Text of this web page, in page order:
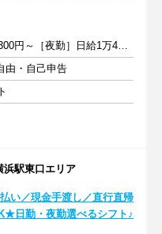
［日勤］日給1万2300円～［夜勤］日給1万4620円～
由・自己申告
駅東口エリア
払い／現金手渡し／直行直帰
日勤・夜勤選べるシフト♪